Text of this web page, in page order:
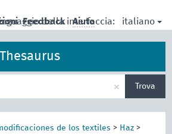
della interfaccia: italiano
Feedback Aiuto
× Trova
de los textiles > Haz >